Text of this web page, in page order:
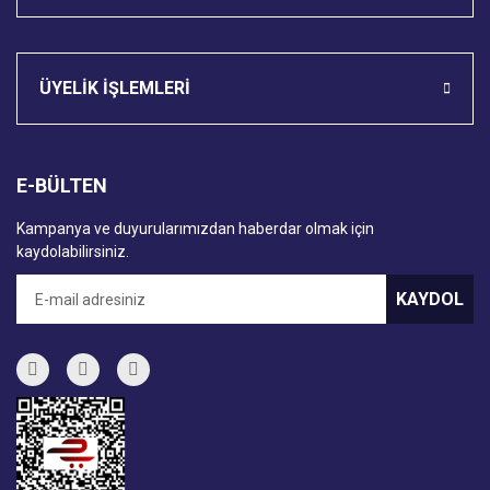
ÜYELİK İŞLEMLERİ
E-BÜLTEN
Kampanya ve duyurularımızdan haberdar olmak için
kaydolabilirsiniz.
KAYDOL